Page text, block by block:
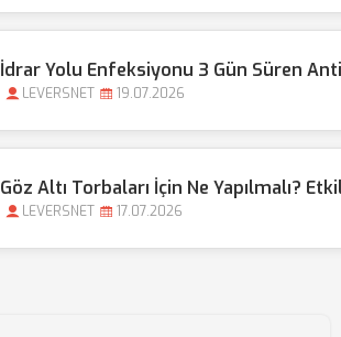
İdrar Yolu Enfeksiyonu 3 Gün Süren
LEVERSNET 19.07.2026
Göz Altı Torbaları İçin Ne Yapılmalı?
LEVERSNET 17.07.2026